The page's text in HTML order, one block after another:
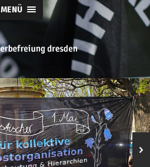
MENÜ
tierbefreiung
dresden